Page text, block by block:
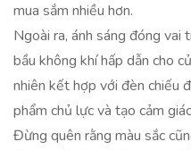
mua sắm nhiều hơn.
Ngoài ra, ánh sáng đóng
bầu không khí hấp dẫn cho
nhiên kết hợp với đèn chiếu
phẩm chủ lực và tạo cảm
Đừng quên rằng màu sắc